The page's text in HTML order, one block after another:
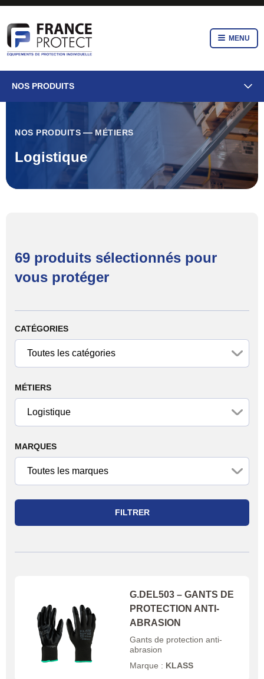
MENU
NOS PRODUITS
NOS PRODUITS MÉTIERS
Logistique
69 produits sélectionnés pour
vous protéger
Filtrer les produits
CATÉGORIES
MÉTIERS
MARQUES
FILTRER
G.DEL503 – GANTS DE
PROTECTION ANTI-
ABRASION
Gants de protection anti-
abrasion
Marque : KLASS